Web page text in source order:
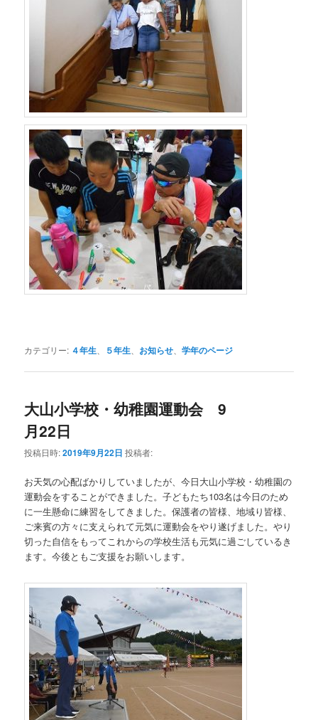
カテゴリー: ４年生 ５年生 お知らせ 、学年のページ
大山小学校・幼稚園運動会 9
月22日
投稿日時:2019年9月22日 投稿者:
お天気の心配ばかりしていましたが、今日大山小学校・幼稚園の
運動会をすることができました。子どもたち103名は今日のため
に一生懸命に練習をしてきました。保護者の皆様、地域り皆様、
ご来賓の方々に支えられて元気に運動会をやり遂げました。やり
切った自信をもってこれからの学校生活も元気に過ごしているき
ます。今後ともご支援をお願いします。